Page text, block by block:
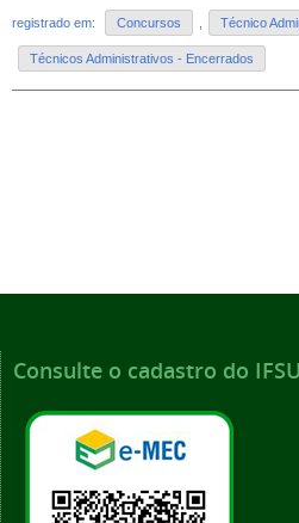
registrado em: Concursos Técnico
Técnicos Administrativos - Encerrados
Consulte o cadastro do